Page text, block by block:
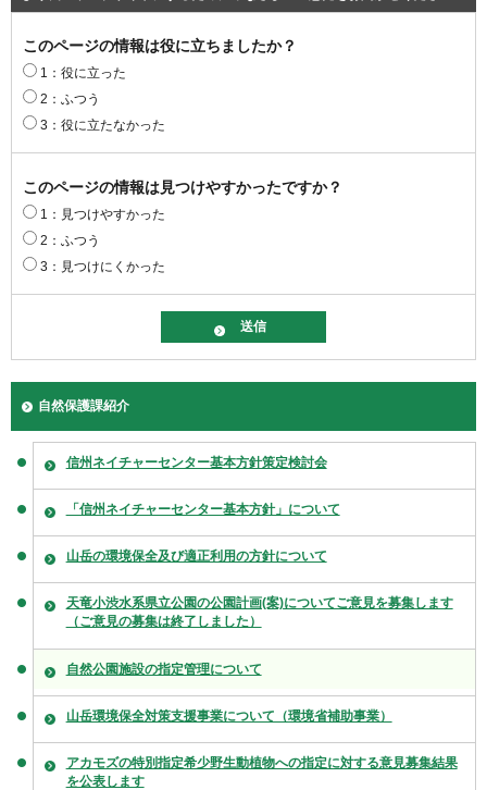
このページの情報は役に立ちましたか？
1：役に立った
2：ふつう
3：役に立たなかった
このページの情報は見つけやすかったですか？
1：見つけやすかった
2：ふつう
3：見つけにくかった
自然保護課紹介
信州ネイチャーセンター基本方針策定検討会
「信州ネイチャーセンター基本方針」について
山岳の環境保全及び適正利用の方針について
天竜小渋水系県立公園の公園計画(案)についてご意見を募集します
（ご意見の募集は終了しました）
自然公園施設の指定管理について
山岳環境保全対策支援事業について（環境省補助事業）
アカモズの特別指定希少野生動植物への指定に対する意見募集結果
を公表します